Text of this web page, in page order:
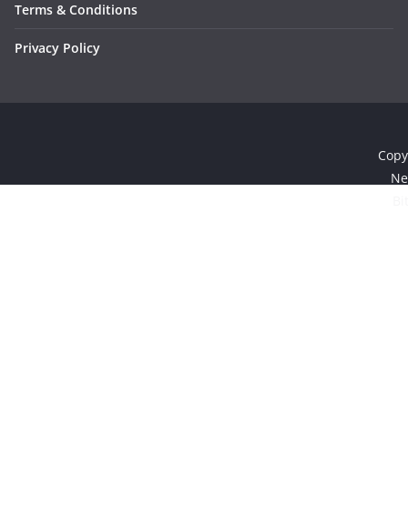
Terms & Conditions
Privacy Policy